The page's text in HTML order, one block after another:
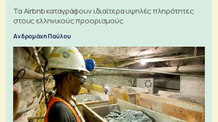
Τα Airbnb καταγράφουν ιδιαίτερα υψηλές πληρότητες
στους ελληνικούς προορισμούς
Ανδρομάχη Παύλου